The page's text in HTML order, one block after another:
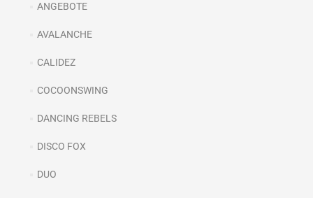
ANGEBOTE
AVALANCHE
CALIDEZ
COCOONSWING
DANCING REBELS
DISCO FOX
DUO